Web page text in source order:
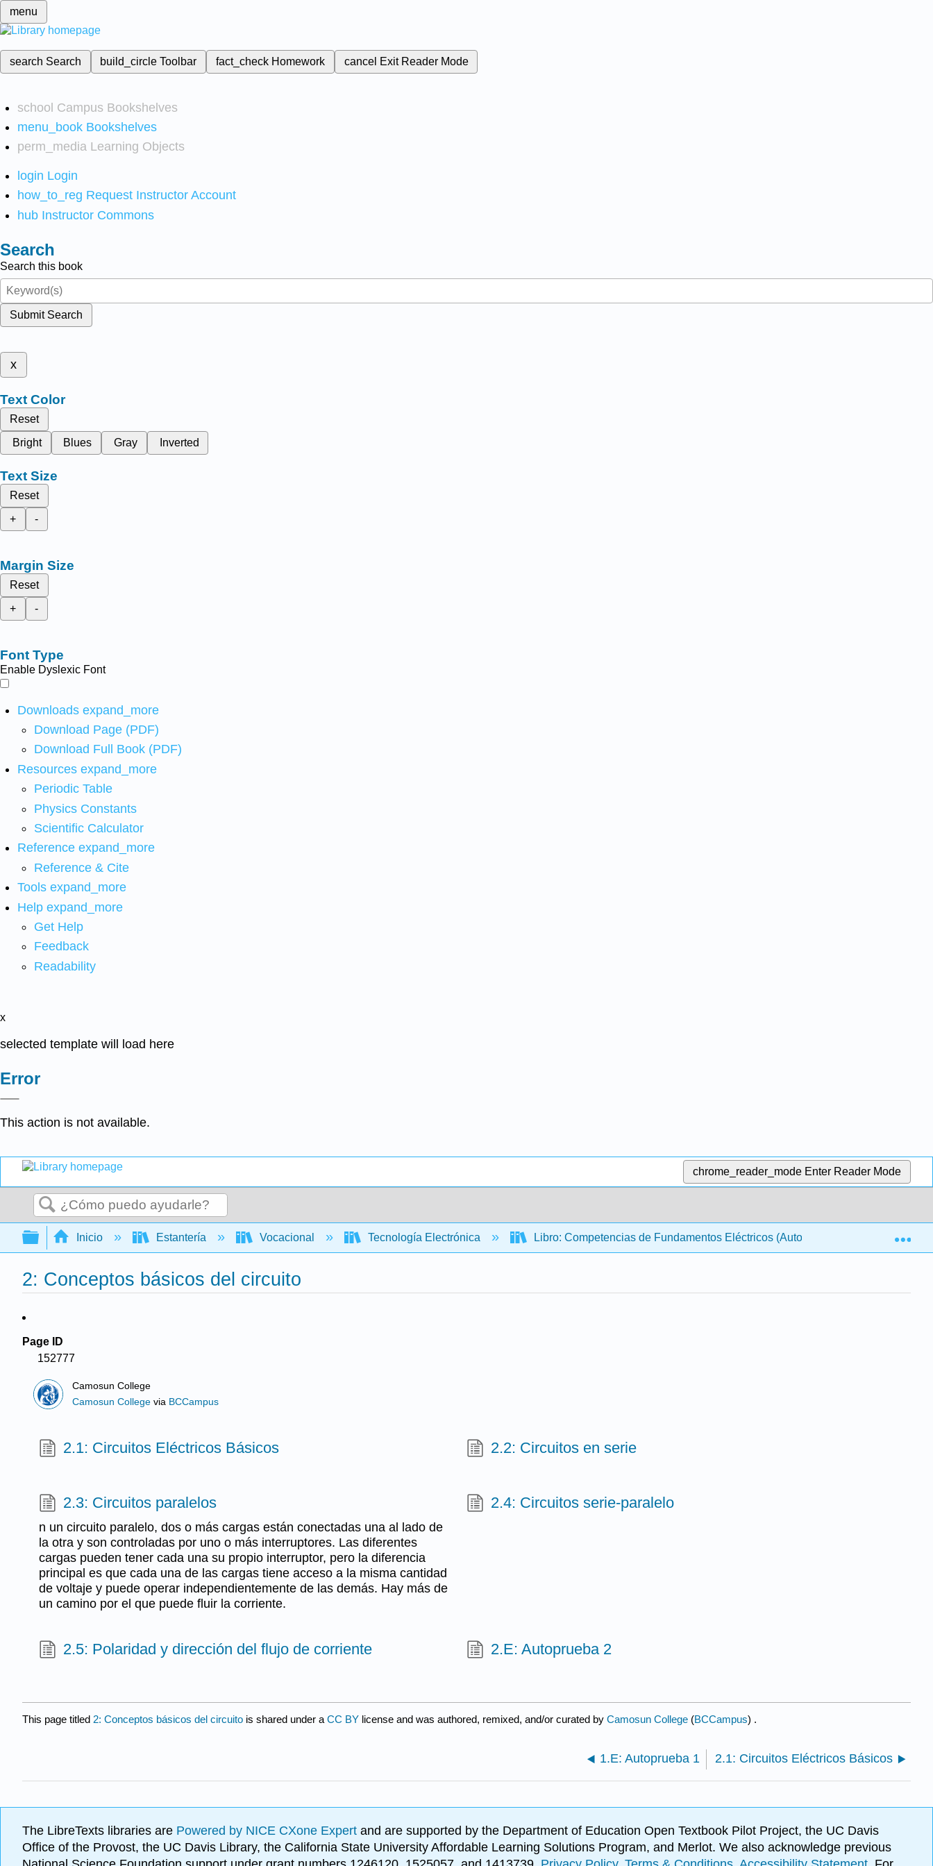
menu
search Search build_circleToolbar fact_check Homework cancel Exit Reader Mode
school Campus Bookshelves
menu_book Bookshelves
perm_media Learning Objects
login Login
how_to_reg Request Instructor Account
hub Instructor Commons
Search
Search this book
Submit Search
x
Text Color
Reset
Bright
Blues Gray Inverted
Text Size
Reset
+
-
Margin Size
Reset
+
-
Font Type
Enable Dyslexic Font
Downloads expand_more
Download Page (PDF)
Download Full Book (PDF)
Resources expand_more
Periodic Table
Physics Constants
Scientific Calculator
Reference expand_more
Reference & Cite
Tools expand_more
Help expand_more
Get Help
Feedback
Readability
x
selected template will load here
Error
This action is not available.
chrome_reader_mode Enter Reader Mode
Buscar
Expandir/contraer jerarquía global
Inicio Estantería Vocacional Tecnología Electrónica Libro: Competencias de Fundamentos Eléctricos (Autoridad de Capacitación de
2: Conceptos básicos del circuito
Page ID
152777
Camosun College
Camosun College via BCCampus
2.1: Circuitos Eléctricos Básicos 2.2: Circuitos en serie
2.3: Circuitos paralelos
n un circuito paralelo, dos o más cargas están conectadas una al lado de
la otra y son controladas por uno o más interruptores. Las diferentes
cargas pueden tener cada una su propio interruptor, pero la diferencia
principal es que cada una de las cargas tiene acceso a la misma cantidad
de voltaje y puede operar independientemente de las demás. Hay más de
un camino por el que puede fluir la corriente.
2.4: Circuitos serie-paralelo
2.5: Polaridad y dirección del flujo de corriente 2.E: Autoprueba 2
This page titled 2: Conceptos básicos del circuito is shared under a CC BY license and was authored, remixed, and/or curated by Camosun College (BCCampus) .
1.E: Autoprueba 1 2.1: Circuitos Eléctricos Básicos
The LibreTexts libraries are Powered by NICE CXone Expert and are supported by the Department of Education Open Textbook Pilot Project, the UC Davis
Office of the Provost, the UC Davis Library, the California State University Affordable Learning Solutions Program, and Merlot. We also acknowledge previous